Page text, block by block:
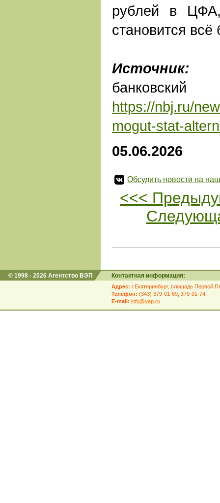
рублей в
становится
Источник:
https://nbj.ru/
mogut-stat-
05.06.2026
Обсудить новости на
<<<
© 1998 - 2026 Агентство ВЭП Контактная информация:
Адрес: г.Екатеринбург, площадь Первой
Телефон: (343) 379-01-69; 379-01-74
E-mail: info@vep.ru